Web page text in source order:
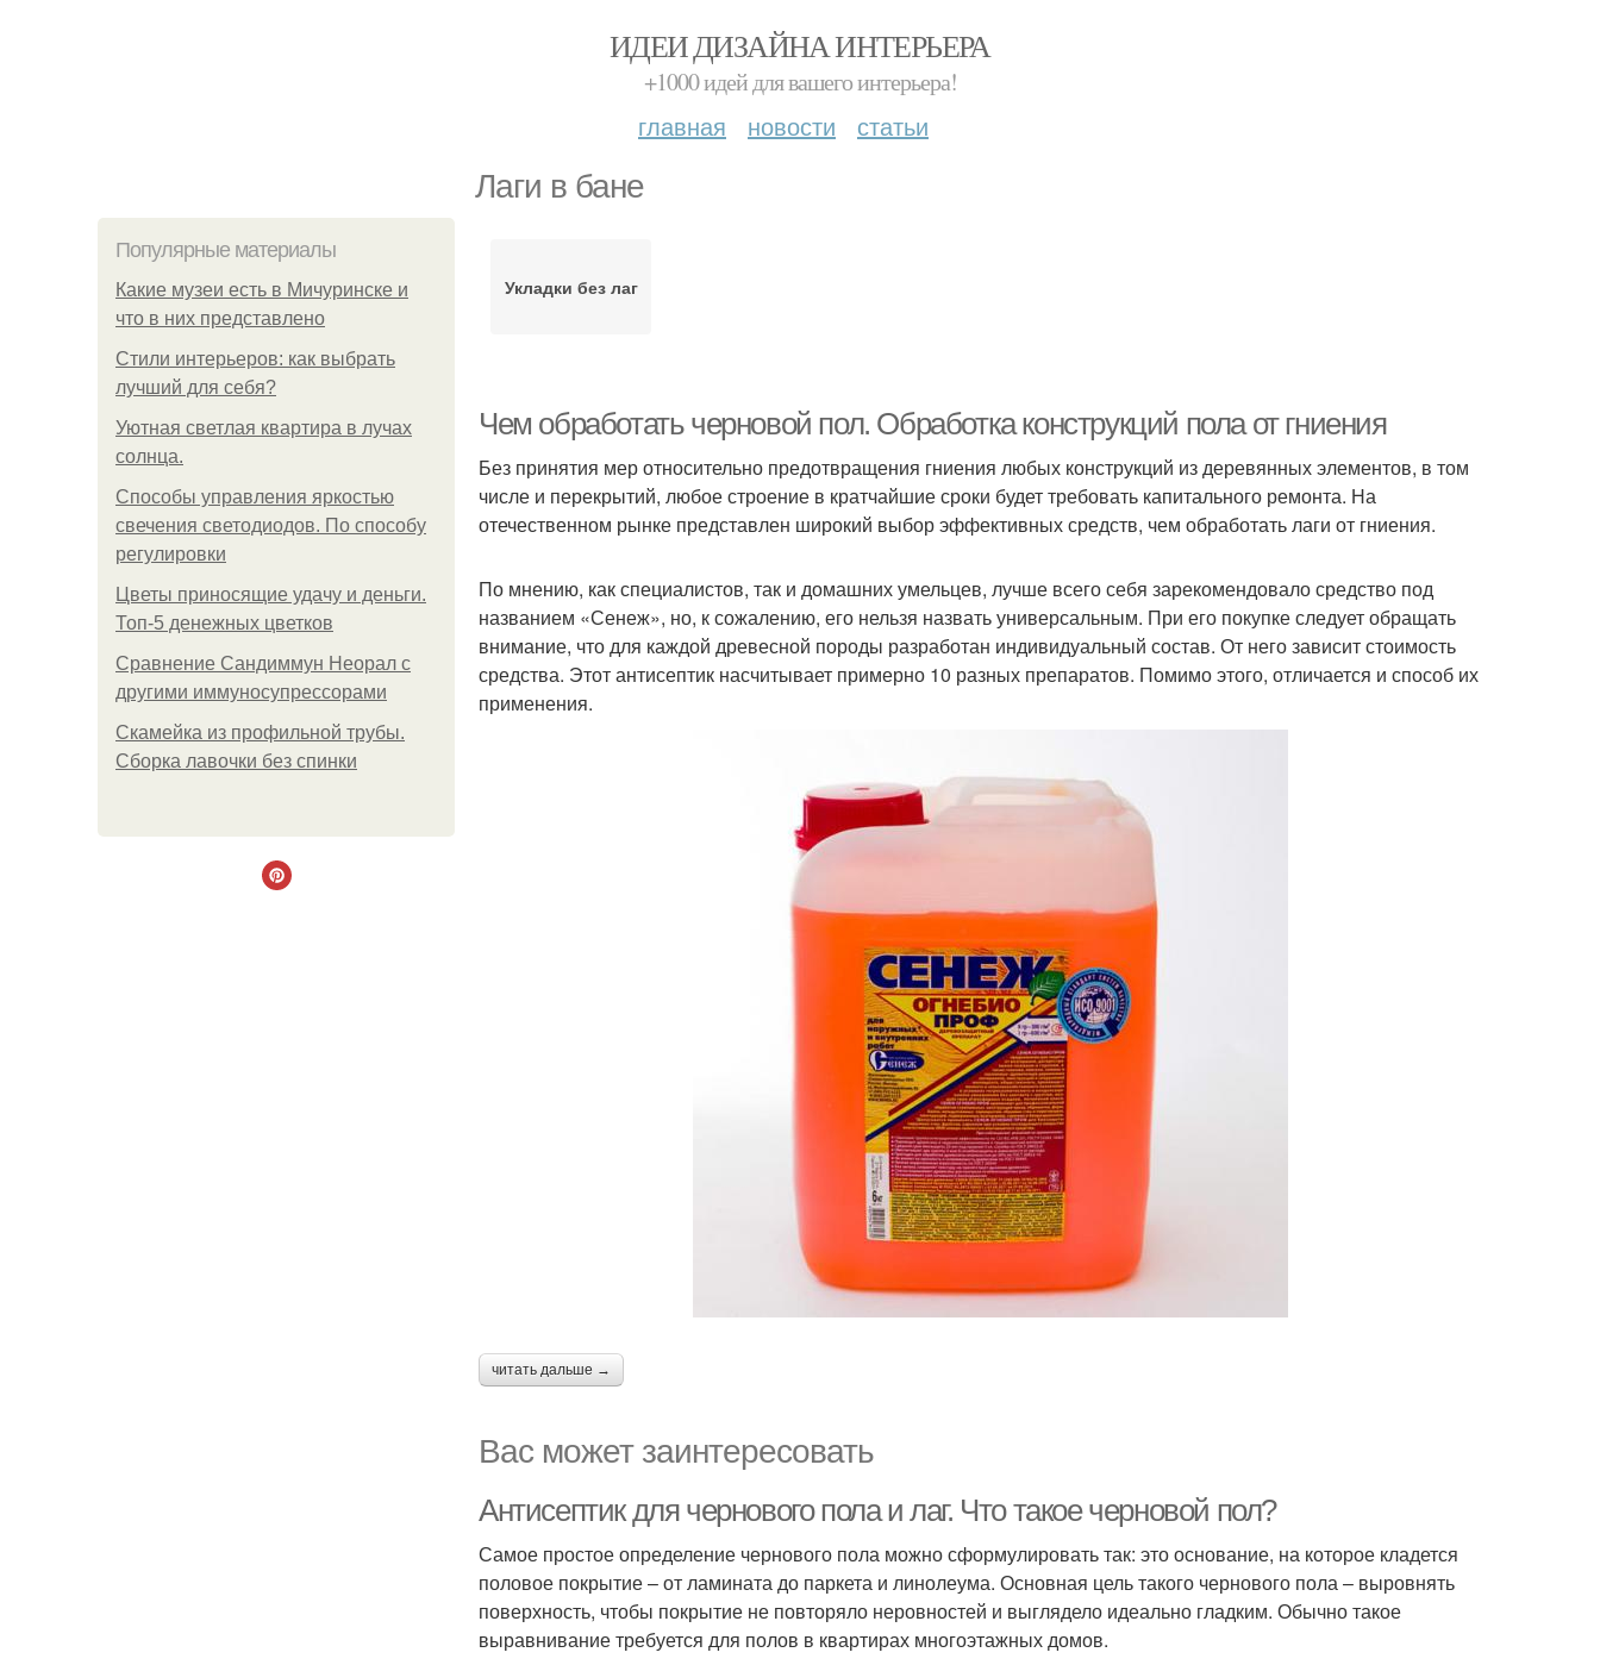
ИДЕИ ДИЗАЙНА ИНТЕРЬЕРА
+1000 идей для вашего интерьера!
главная новости статьи
Лаги в бане
Популярные материалы
Какие музеи есть в Мичуринске и
что в них представлено
Стили интерьеров: как выбрать
лучший для себя?
Уютная светлая квартира в лучах
солнца.
Способы управления яркостью
свечения светодиодов. По способу
регулировки
Цветы приносящие удачу и деньги.
Топ-5 денежных цветков
Сравнение Сандиммун Неорал с
другими иммуносупрессорами
Скамейка из профильной трубы.
Сборка лавочки без спинки
Укладки без лаг
Чем обработать черновой пол. Обработка конструкций пола от гниения
Без принятия мер относительно предотвращения гниения любых конструкций из деревянных элементов, в том
числе и перекрытий, любое строение в кратчайшие сроки будет требовать капитального ремонта. На
отечественном рынке представлен широкий выбор эффективных средств, чем обработать лаги от гниения.
По мнению, как специалистов, так и домашних умельцев, лучше всего себя зарекомендовало средство под
названием «Сенеж», но, к сожалению, его нельзя назвать универсальным. При его покупке следует обращать
внимание, что для каждой древесной породы разработан индивидуальный состав. От него зависит стоимость
средства. Этот антисептик насчитывает примерно 10 разных препаратов. Помимо этого, отличается и способ их
применения.
читать дальше →
Вас может заинтересовать
Антисептик для чернового пола и лаг. Что такое черновой пол?
Самое простое определение чернового пола можно сформулировать так: это основание, на которое кладется
половое покрытие – от ламината до паркета и линолеума. Основная цель такого чернового пола – выровнять
поверхность, чтобы покрытие не повторяло неровностей и выглядело идеально гладким. Обычно такое
выравнивание требуется для полов в квартирах многоэтажных домов.